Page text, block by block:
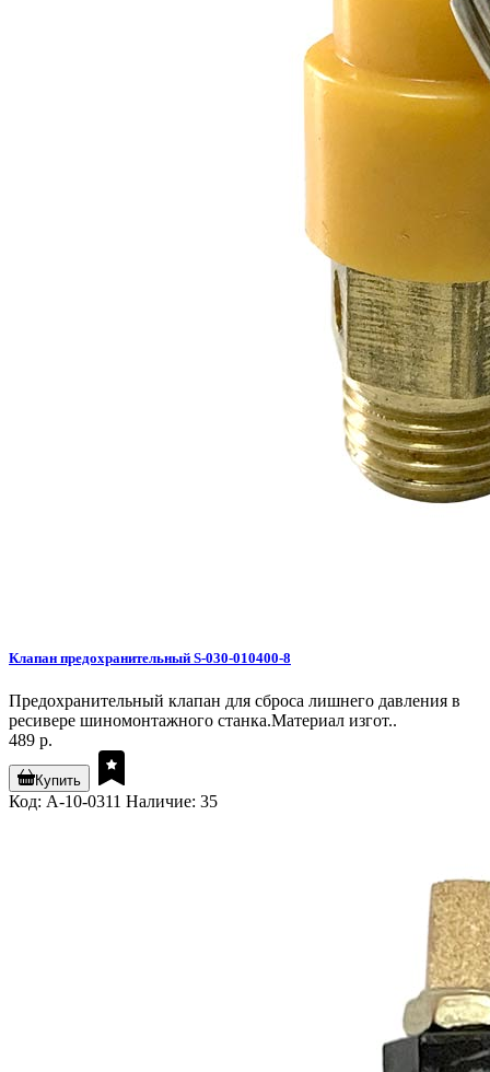
Клапан предохранительный S-030-010400-8
Предохранительный клапан для сброса лишнего давления в
ресивере шиномонтажного станка.Материал изгот..
489 р.
Купить
Код: A-10-0311 Наличие: 35